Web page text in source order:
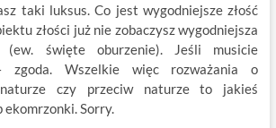
taki luksus. Co jest wygodniejsze złość
złości już nie zobaczysz wygodniejsza
(ew. święte oburzenie). Jeśli musicie
zgoda. Wszelkie więc rozważania o
czy przeciw naturze to jakieś
Sorry.